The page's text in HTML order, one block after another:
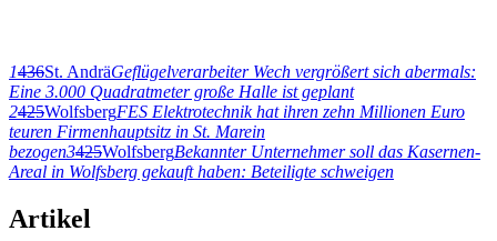
1436St. AndräGeflügelverarbeiter Wech vergrößert sich abermals:
Eine 3.000 Quadratmeter große Halle ist geplant
2425WolfsbergFES Elektrotechnik hat ihren zehn Millionen Euro
teuren Firmenhauptsitz in St. Marein
bezogen3425WolfsbergBekannter Unternehmer soll das Kasernen-
Areal in Wolfsberg gekauft haben: Beteiligte schweigen
Artikel